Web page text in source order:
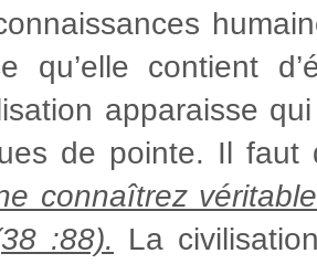
qu’elle contient
apparaisse
de pointe. Il faut
connaîtrez
:88). La